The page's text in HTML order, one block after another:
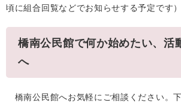
頃に組合回覧などでお知らせする予定です）
橋南公民館で何か始めたい、活
へ
橋南公民館へお気軽にご相談ください。